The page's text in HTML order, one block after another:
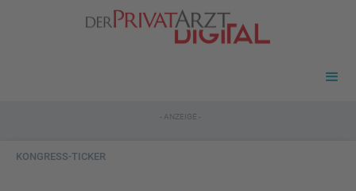
- ANZEIGE -
KONGRESS-TICKER